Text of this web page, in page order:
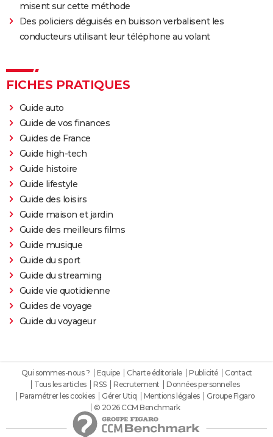
misent sur cette méthode
Des policiers déguisés en buisson verbalisent les
conducteurs utilisant leur téléphone au volant
FICHES PRATIQUES
Guide auto
Guide de vos finances
Guides de France
Guide high-tech
Guide histoire
Guide lifestyle
Guide des loisirs
Guide maison et jardin
Guide des meilleurs films
Guide musique
Guide du sport
Guide du streaming
Guide vie quotidienne
Guides de voyage
Guide du voyageur
Qui sommes-nous ? Equipe Charte éditoriale Publicité
Contact
Tous les articles
RSS Recrutement
Données personnelles
Paramétrer les cookies
Gérer Utiq Mentions légales
Groupe Figaro
© 2026 CCM Benchmark